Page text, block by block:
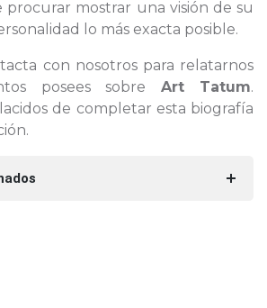
procurar mostrar una visión de su
lo más exacta posible.
con nosotros para relatarnos
posees sobre Art Tatum.
de completar esta biografía